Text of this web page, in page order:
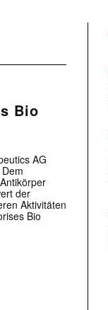
Bio
AG
der
Aktivitäten
Bio